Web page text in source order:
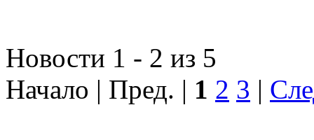
Новости 1 - 2 из 5
Начало | Пред. | 1 2 3 |